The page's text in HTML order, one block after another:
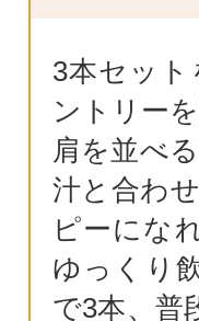
3本セッ
ントリー
肩を並べ
汁と合わ
ピーにな
ゆっくり
で3本、普